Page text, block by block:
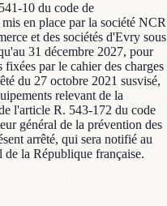
10 du code de
en place par la société NCR
et des sociétés d'Evry sous
31 décembre 2027, pour
par le cahier des charges
du 27 octobre 2021 susvisé,
relevant de la
l'article R. 543-172 du code
général de la prévention des
arrêté, qui sera notifié au
la République française.